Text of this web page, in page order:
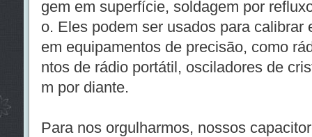
gem em superfície, soldagem por
o. Eles podem ser usados para calibrar
em equipamentos de precisão, como
ntos de rádio portátil, osciladores de
m por diante.
Para nos orgulharmos, nossos